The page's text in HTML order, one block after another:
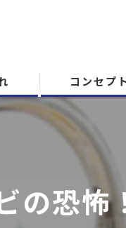
コンセプト
の恐